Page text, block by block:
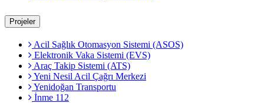
Projeler
Acil Sağlık Otomasyon Sistemi (ASOS)
Elektronik Vaka Sistemi (EVS)
Araç Takip Sistemi (ATS)
Yeni Nesil Acil Çağrı Merkezi
Yenidoğan Transportu
İnme 112